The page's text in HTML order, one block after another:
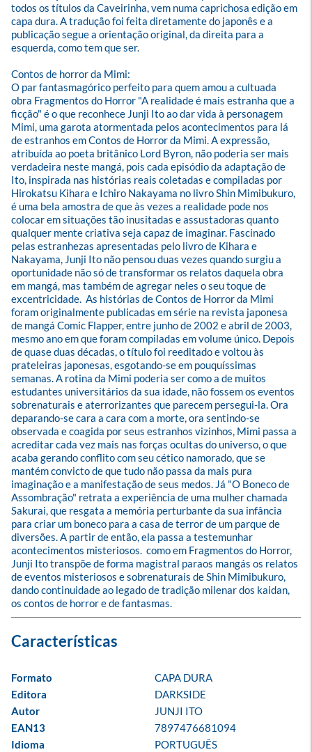
todos os títulos da Caveirinha, vem numa caprichosa edição em
capa dura. A tradução foi feita diretamente do japonês e a
publicação segue a orientação original, da direita para a
esquerda, como tem que ser.
Contos de horror da Mimi:
O par fantasmagórico perfeito para quem amou a cultuada
obra Fragmentos do Horror "A realidade é mais estranha que a
ficção" é o que reconhece Junji Ito ao dar vida à personagem
Mimi, uma garota atormentada pelos acontecimentos para lá
de estranhos em Contos de Horror da Mimi. A expressão,
atribuída ao poeta britânico Lord Byron, não poderia ser mais
verdadeira neste mangá, pois cada episódio da adaptação de
Ito, inspirada nas histórias reais coletadas e compiladas por
Hirokatsu Kihara e Ichiro Nakayama no livro Shin Mimibukuro,
é uma bela amostra de que às vezes a realidade pode nos
colocar em situações tão inusitadas e assustadoras quanto
qualquer mente criativa seja capaz de imaginar. Fascinado
pelas estranhezas apresentadas pelo livro de Kihara e
Nakayama, Junji Ito não pensou duas vezes quando surgiu a
oportunidade não só de transformar os relatos daquela obra
em mangá, mas também de agregar neles o seu toque de
excentricidade.  As histórias de Contos de Horror da Mimi
foram originalmente publicadas em série na revista japonesa
de mangá Comic Flapper, entre junho de 2002 e abril de 2003,
mesmo ano em que foram compiladas em volume único. Depois
de quase duas décadas, o título foi reeditado e voltou às
prateleiras japonesas, esgotando-se em pouquíssimas
semanas. A rotina da Mimi poderia ser como a de muitos
estudantes universitários da sua idade, não fossem os eventos
sobrenaturais e aterrorizantes que parecem persegui-la. Ora
deparando-se cara a cara com a morte, ora sentindo-se
observada e coagida por seus estranhos vizinhos, Mimi passa a
acreditar cada vez mais nas forças ocultas do universo, o que
acaba gerando conflito com seu cético namorado, que se
mantém convicto de que tudo não passa da mais pura
imaginação e a manifestação de seus medos. Já "O Boneco de
Assombração" retrata a experiência de uma mulher chamada
Sakurai, que resgata a memória perturbante da sua infância
para criar um boneco para a casa de terror de um parque de
diversões. A partir de então, ela passa a testemunhar
acontecimentos misteriosos.  como em Fragmentos do Horror,
Junji Ito transpõe de forma magistral paraos mangás os relatos
de eventos misteriosos e sobrenaturais de Shin Mimibukuro,
dando continuidade ao legado de tradição milenar dos kaidan,
os contos de horror e de fantasmas.
Formato
CAPA DURA
Editora
DARKSIDE
Autor
JUNJI ITO
EAN13
7897476681094
Idioma
PORTUGUÊS